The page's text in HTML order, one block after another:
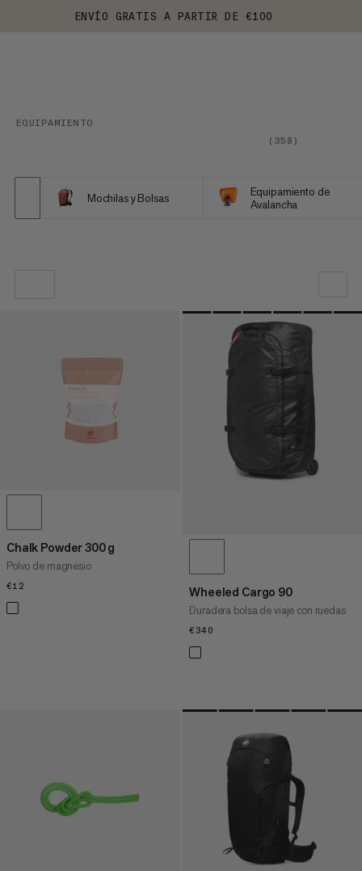
ENVÍO GRATIS A PARTIR DE €100
EQUIPAMIENTO
( 358 )
Mochilas y Bolsas
Equipamiento de
Avalancha
NUESTRA RECOMENDACIÓN
PRECIO BAJO A ALTO
¿QUÉ HAY DE NUEVO
CLASIFICACIÓN
Chalk Powder 300 g
Polvo de magnesio
€12 Wheeled Cargo 90
Duradera bolsa de viaje con ruedas
€340